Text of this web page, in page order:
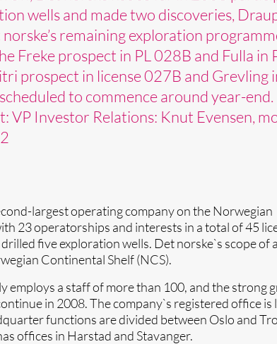
wells and made two discoveries,
remaining exploration
Freke prospect in PL 028B and Fulla in
prospect in license 027B and Grevling
to commence around year-end.
VP Investor Relations: Knut Evensen,
largest operating company on the Norwegian
23 operatorships and interests in a total of 45
five exploration wells. Det norske`s scope of
Continental Shelf (NCS).
employs a staff of more than 100, and the strong
in 2008. The company`s registered office is
functions are divided between Oslo and
offices in Harstad and Stavanger.